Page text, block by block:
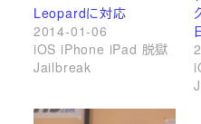
Leopardに対応
2014-01-06
iOS iPhone iPad 脱獄
Jailbreak